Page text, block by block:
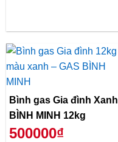
Bình gas Gia đình Xanh
BÌNH MINH 12kg
500000₫